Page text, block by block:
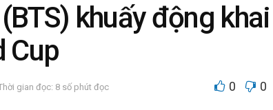
khuấy động khai
Cup
gian đọc: 8 số phút đọc 0 0